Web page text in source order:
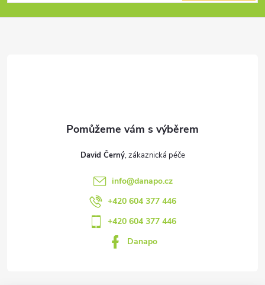
p
David Černý
info@danapo.cz
+420 604 377 446
+420 604 377 446
Danapo